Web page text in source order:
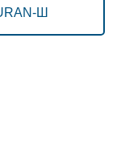
Ш